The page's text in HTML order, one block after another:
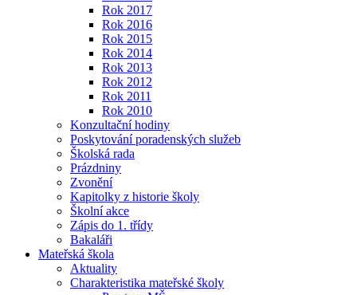
Rok 2017
Rok 2016
Rok 2015
Rok 2014
Rok 2013
Rok 2012
Rok 2011
Rok 2010
Konzultační hodiny
Poskytování poradenských služeb
Školská rada
Prázdniny
Zvonění
Kapitolky z historie školy
Školní akce
Zápis do 1. třídy
Bakaláři
Mateřská škola
Aktuality
Charakteristika mateřské školy